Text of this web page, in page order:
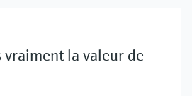
la valeur de